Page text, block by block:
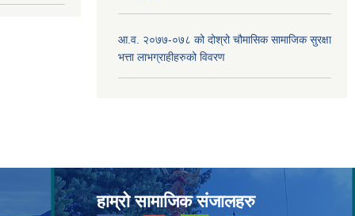
आ.व. २०७७-०७८ को दोश्रो चौमासिक सामाजिक सुरक्षा
भत्ता लाभग्राहीहरुको विवरण
हाम्रो सामाजिक संजालहरु